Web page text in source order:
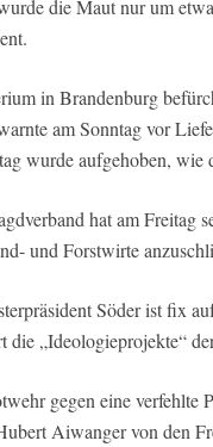
die Maut nur um
in Brandenburg
am Sonntag vor
wurde aufgehoben,
hat am Freitag
und Forstwirte
Söder ist fix
„Ideologieprojekte“
gegen eine verfehlte
Aiwanger von den